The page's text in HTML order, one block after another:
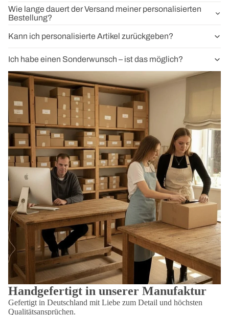
Wie lange dauert der Versand meiner personalisierten
Bestellung?
Kann ich personalisierte Artikel zurückgeben?
Ich habe einen Sonderwunsch – ist das möglich?
Handgefertigt in unserer Manufaktur
Gefertigt in Deutschland mit Liebe zum Detail und höchsten
Qualitätsansprüchen.